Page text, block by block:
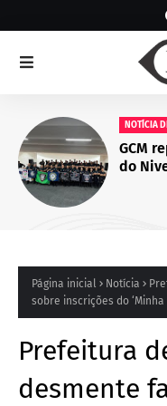
NOTÍCIA
GCM
do
Página inicial Notícia
sobre inscrições do ‘Minha
Prefeitura
desmente